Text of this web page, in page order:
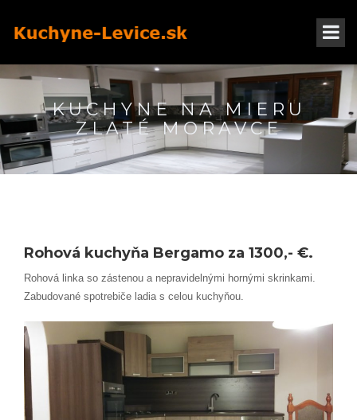
KUCHYNE NA MIERU
ZLATÉ MORAVCE
Rohová kuchyňa Bergamo za 1300,- €.
Rohová linka so zástenou a nepravidelnými hornými skrinkami.
Zabudované spotrebiče ladia s celou kuchyňou.